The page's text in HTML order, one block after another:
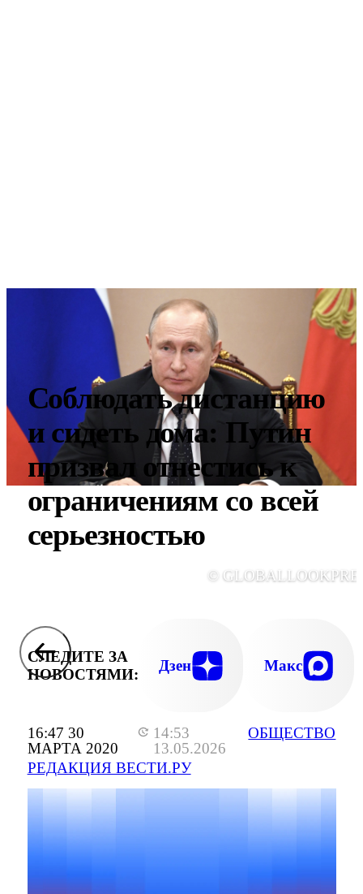
16:47 30
МАРТА 2020
14:53
13.05.2026
РЕДАКЦИЯ ВЕСТИ.РУ
ОБЩЕСТВО
Соблюдать дистанцию
и сидеть дома: Путин
призвал отнестись к
ограничениям со всей
серьезностью
©
СЛЕДИТЕ ЗА
НОВОСТЯМИ:
Дзен Макс